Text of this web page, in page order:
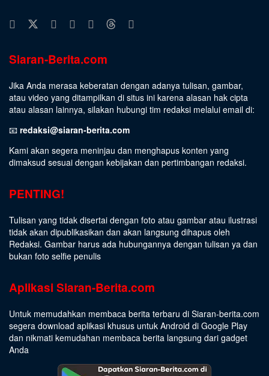
Siaran-Berita.com
Jika Anda merasa keberatan dengan adanya tulisan, gambar,
atau video yang ditampilkan di situs ini karena alasan hak cipta
atau alasan lainnya, silakan hubungi tim redaksi melalui email di:
📧 redaksi@siaran-berita.com
Kami akan segera meninjau dan menghapus konten yang
dimaksud sesuai dengan kebijakan dan pertimbangan redaksi.
PENTING!
Tulisan yang tidak disertai dengan foto atau gambar atau ilustrasi
tidak akan dipublikasikan dan akan langsung dihapus oleh
Redaksi. Gambar harus ada hubungannya dengan tulisan ya dan
bukan foto selfie penulis
Aplikasi Siaran-Berita.com
Untuk memudahkan membaca berita terbaru di Siaran-berita.com
segera download aplikasi khusus untuk Android di Google Play
dan nikmati kemudahan membaca berita langsung dari gadget
Anda